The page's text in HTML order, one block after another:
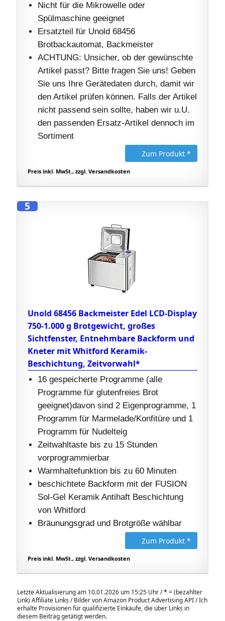
Nicht für die Mikrowelle oder
Spülmaschine geeignet
Ersatzteil für Unold 68456
Brotbackautomat, Backmeister
ACHTUNG: Unsicher, ob der gewünschte
Artikel passt? Bitte fragen Sie uns! Geben
Sie uns Ihre Gerätedaten durch, damit wir
den Artikel prüfen können. Falls der Artikel
nicht passend sein sollte, haben wir u.U.
den passenden Ersatz-Artikel dennoch im
Sortiment
Zum Produkt *
Preis inkl. MwSt., zzgl. Versandkosten
5
Unold 68456 Backmeister Edel LCD-Display
750-1.000 g Brotgewicht, großes
Sichtfenster, Entnehmbare Backform und
Kneter mit Whitford Keramik-
Beschichtung, Zeitvorwahl*
16 gespeicherte Programme (alle
Programme für glutenfreies Brot
geeignet)davon sind 2 Eigenprogramme, 1
Programm für Marmelade/Konfitüre und 1
Programm für Nudelteig
Zeitwahltaste bis zu 15 Stunden
vorprogrammierbar
Warmhaltefunktion bis zu 60 Minuten
beschichtete Backform mit der FUSION
Sol-Gel Keramik Antihaft Beschichtung
von Whitford
Bräunungsgrad und Brotgröße wählbar
Zum Produkt *
Preis inkl. MwSt., zzgl. Versandkosten
Letzte Aktualisierung am 10.01.2026 um 15:25 Uhr /* = (bezahlter
Link) Affiliate Links / Bilder von Amazon Product Advertising API / Ich
erhalte Provisionen für qualifizierte Einkäufe, die über Links in
diesem Beitrag getätigt werden.